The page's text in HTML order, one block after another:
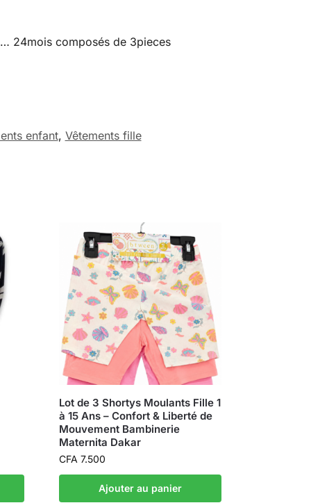
24mois composés de 3pieces
enfant, Vêtements fille
Lot de 3 Shortys Moulants Fille 1
à 15 Ans – Confort & Liberté de
Mouvement Bambinerie
Maternita Dakar
CFA 7.500
Ajouter au panier